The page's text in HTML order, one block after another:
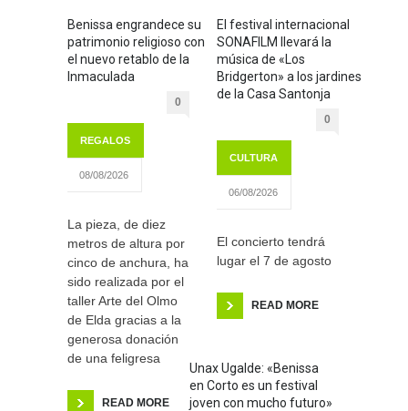
Benissa engrandece su
patrimonio religioso con
el nuevo retablo de la
Inmaculada
0
REGALOS
08/08/2026
La pieza, de diez
metros de altura por
cinco de anchura, ha
sido realizada por el
taller Arte del Olmo
de Elda gracias a la
generosa donación
de una feligresa
READ MORE
El festival internacional
SONAFILM llevará la
música de «Los
Bridgerton» a los jardines
de la Casa Santonja
0
CULTURA
06/08/2026
El concierto tendrá
lugar el 7 de agosto
READ MORE
Unax Ugalde: «Benissa
en Corto es un festival
joven con mucho futuro»